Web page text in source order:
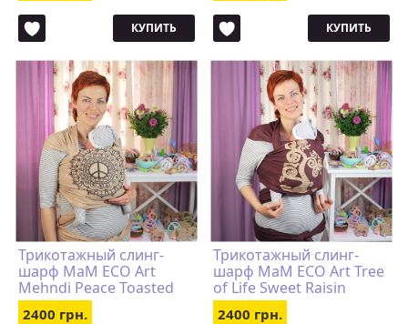
КУПИТЬ КУПИТЬ
Трикотажный слинг-
шарф MaM ECO Art
Mehndi Peace Toasted
Almond
2400 грн.
Трикотажный слинг-
шарф MaM ECO Art Tree
of Life Sweet Raisin
2400 грн.